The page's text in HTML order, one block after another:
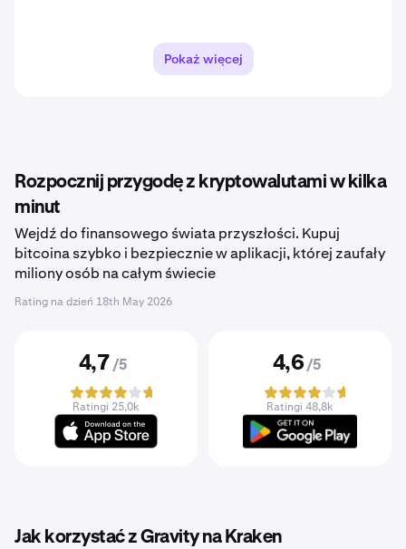
Pokaż więcej
Rozpocznij przygodę z kryptowalutami w kilka
minut
Wejdź do finansowego świata przyszłości. Kupuj
bitcoina szybko i bezpiecznie w aplikacji, której zaufały
miliony osób na całym świecie
Rating na dzień 18th May 2026
4,7 /5
Ratingi 25,0k
4,6 /5
Ratingi 48,8k
Jak korzystać z Gravity na Kraken